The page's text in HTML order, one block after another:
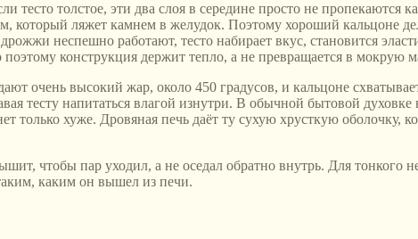
тесто толстое, эти два слоя в середине просто не пропекаются
ляжет камнем в желудок. Поэтому хороший кальцоне
неспешно работают, тесто набирает вкус, становится
конструкция держит тепло, а не превращается в мокрую
очень высокий жар, около 450 градусов, и кальцоне
тесту напитаться влагой изнутри. В обычной бытовой духовке
только хуже. Дровяная печь даёт ту сухую хрусткую оболочку,
чтобы пар уходил, а не оседал обратно внутрь. Для тонкого
каким он вышел из печи.